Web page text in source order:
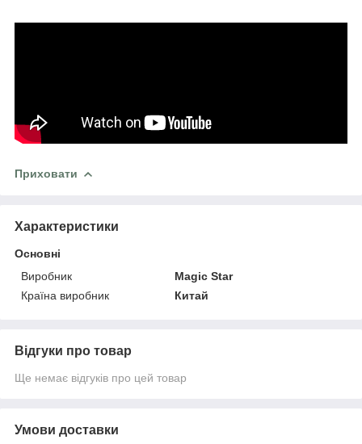
Приховати
Характеристики
Основні
Виробник
Magic Star
Країна виробник
Китай
Відгуки про товар
Ще немає відгуків про цей товар
Умови доставки